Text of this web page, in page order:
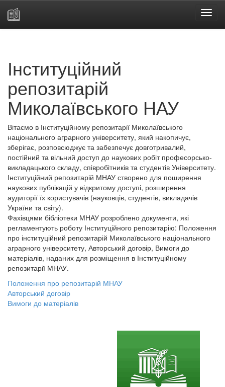
Інституційний
репозитарій
Миколаївського НАУ
Вітаємо в Інституційному репозитарії Миколаївського
національного аграрного університету, який накопичує,
зберігає, розповсюджує та забезпечує довготривалий,
постійний та вільний доступ до наукових робіт професорсько-
викладацького складу, співробітників та студентів Університету.
Інституційний репозитарій МНАУ створено для поширення
наукових публікацій у відкритому доступі, розширення
аудиторії їх користувачів (науковців, студентів, викладачів
України та світу).
Фахівцями бібліотеки МНАУ розроблено документи, які
регламентують роботу Інституційного репозитарію: Положення
про інституційний репозитарій Миколаївського національного
аграрного університету, Авторський договір, Вимоги до
матеріалів, наданих для розміщення в Інституційному
репозитарії МНАУ.
Положення про репозитарій МНАУ
Авторський договір
Вимоги до матеріалів